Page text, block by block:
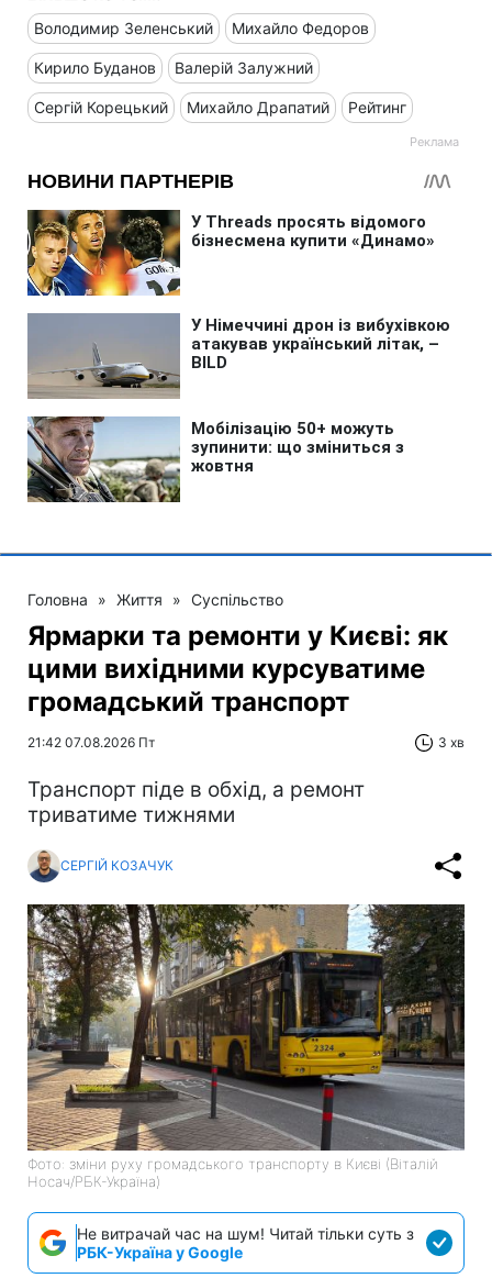
Володимир Зеленський Михайло Федоров
Кирило Буданов Валерій Залужний
Сергій Корецький Михайло Драпатий Рейтинг
Головна » Життя » Суспільство
Ярмарки та ремонти у Києві: як
цими вихідними курсуватиме
громадський транспорт
21:42 07.08.2026 Пт 3 хв
Транспорт піде в обхід, а ремонт
триватиме тижнями
СЕРГІЙ КОЗАЧУК
Фото: зміни руху громадського транспорту в Києві (Віталій
Носач/РБК-Україна)
Не витрачай час на шум! Читай тільки суть з
РБК-Україна у Google